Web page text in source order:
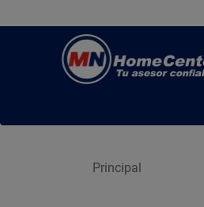
Center
Principal